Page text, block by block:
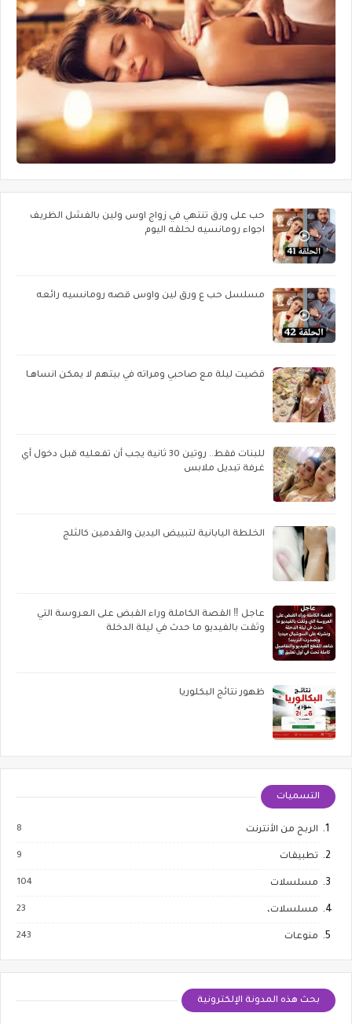
حب على ورق تنتهي في زواج اوس ولين بالفشل الظريف
اجواء رومانسيه لحلقه اليوم
مسلسل حب ع ورق لين واوس قصه رومانسيه رائعه
قضيت ليلة مع صاحبي ومراته في بيتهم لا يمكن انساهـا
للبنات فقط.. روتين 30 ثانية يجب أن تفعليه قبل دخول أي
غرفة تبديل ملابس
الخلطة اليابانية لتبييض اليدين والقدمين كالثلج
عاجل ‼️ القصة الكاملة وراء القبض على العروسة التي
وثقت بالفيديو ما حدث في ليلة الدخلة
ظهور نتائج البكلوريا
التسميات
الربح من الأنترنت 8
تطبيقات 9
مسلسلات 104
مسلسلات، 23
منوعات 243
بحث هذه المدونة الإلكترونية